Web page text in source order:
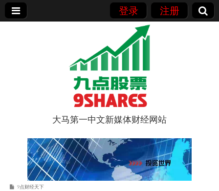
登录 注册
9点股票
大马第一中文新媒体财经网站
9点财经天下